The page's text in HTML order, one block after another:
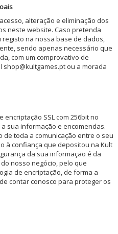
alteração e eliminação dos
neste website. Caso pretenda
na nossa base de dados,
sendo apenas necessário que
com um comprovativo de
ou a morada
encriptação SSL com 256bit no
sua informação e encomendas.
de toda a comunicação entre o seu
à confiança que depositou na Kult
da sua informação é da
nosso negócio, pelo que
de encriptação, de forma a
contar conosco para proteger os